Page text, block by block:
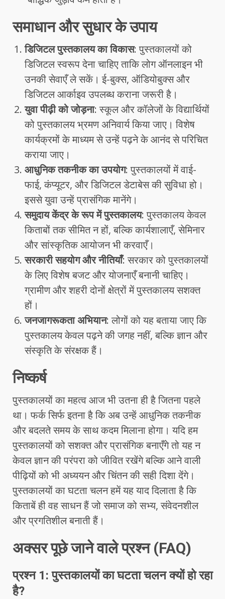
समाधान और सुधार के उपाय
डिजिटल पुस्तकालय का विकास: पुस्तकालयों को
डिजिटल स्वरूप देना चाहिए ताकि लोग ऑनलाइन भी
उनकी सेवाएँ ले सकें। ई-बुक्स, ऑडियोबुक्स और
डिजिटल आर्काइव उपलब्ध कराना जरूरी है।
युवा पीढ़ी को जोड़ना: स्कूल और कॉलेजों के विद्यार्थियों
को पुस्तकालय भ्रमण अनिवार्य किया जाए। विशेष
कार्यक्रमों के माध्यम से उन्हें पढ़ने के आनंद से परिचित
कराया जाए।
आधुनिक तकनीक का उपयोग: पुस्तकालयों में वाई-
फाई, कंप्यूटर, औरडिजिटल डेटाबेसकी सुविधा हो।
इससे युवा उन्हें प्रासंगिक मानेंगे।
समुदाय केंद्र के रूप में पुस्तकालय: पुस्तकालय केवल
किताबों तक सीमित न हों, बल्कि कार्यशालाएँ, सेमिनार
और सांस्कृतिक आयोजन भी करवाएँ।
सरकारी सहयोग और नीतियाँ: सरकार को पुस्तकालयों
के लिए विशेष बजट और योजनाएँ बनानी चाहिए।
ग्रामीण और शहरी दोनों क्षेत्रों में पुस्तकालय सशक्त
हों।
जनजागरूकता अभियान: लोगों को यह बताया जाए कि
पुस्तकालय केवल पढ़ने की जगह नहीं, बल्कि ज्ञान और
संस्कृति के संरक्षक हैं।
निष्कर्ष
पुस्तकालयों का महत्व आज भी उतना ही है जितना पहले
था। फर्क सिर्फ इतना है कि अब उन्हें आधुनिक तकनीक
और बदलते समय के साथ कदम मिलाना होगा। यदि हम
पुस्तकालयों को सशक्त और प्रासंगिक बनाएँगे तो यह न
केवल ज्ञान की परंपरा को जीवित रखेंगे बल्कि आने वाली
पीढ़ियों को भी अध्ययन और चिंतन की सही दिशा देंगे।
पुस्तकालयों का घटता चलन हमें यह याद दिलाता है कि
किताबें ही वह साधन हैं जो समाज को सभ्य, संवेदनशील
और प्रगतिशील बनाती हैं।
अक्सर पूछे जाने वाले प्रश्न (FAQ)
प्रश्न 1: पुस्तकालयों का घटता चलन क्यों हो रहा
है?